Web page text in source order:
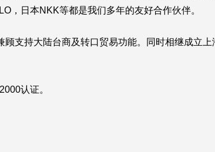
，日本NKK等都是我们多年的友好合作伙伴。
持大陆台商及转口贸易功能。同时相继成立上
2000认证。